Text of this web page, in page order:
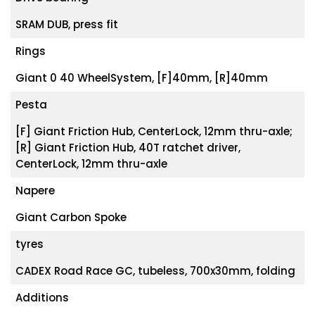
SRAM DUB, press fit
Rings
Giant 0 40 WheelSystem, [F]40mm, [R]40mm
Pesta
[F] Giant Friction Hub, CenterLock, 12mm thru-axle;
[R] Giant Friction Hub, 40T ratchet driver,
CenterLock, 12mm thru-axle
Napere
Giant Carbon Spoke
tyres
CADEX Road Race GC, tubeless, 700x30mm, folding
Additions